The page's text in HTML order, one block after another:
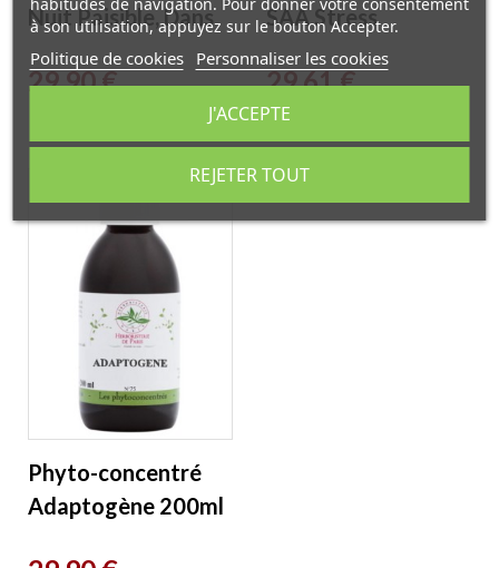
Nuit Paisible, Dans
les Bras de Morphée
200 ml
Prix
29,90 €
SAA Stress
Surmenage 200 ml
Herboristerie de
Paris
Prix
29,61 €
Phyto-concentré
Adaptogène 200ml
à son utilisation, appuyez sur le bouton Accepter.
Politique de cookies Personnaliser les cookies
REJETER TOUT
J'ACCEPTE